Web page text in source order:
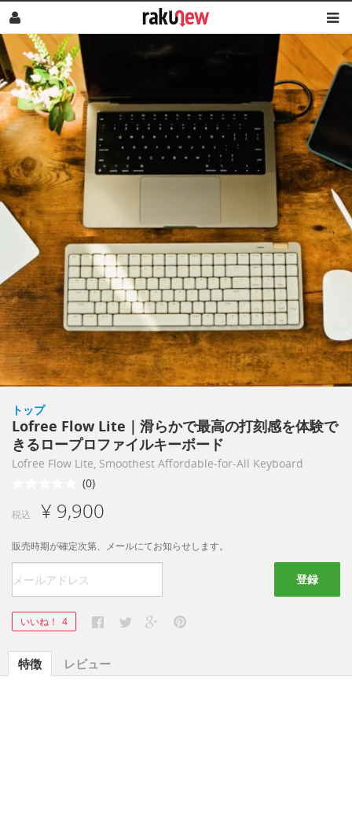
トップ
Lofree Flow Lite｜滑らかで最高の打刻感を体験で
きるロープロファイルキーボード
Lofree Flow Lite, Smoothest Affordable-for-All Keyboard
(0)
税込 ¥ 9,900
販売時期が確定次第、メールにてお知らせします。
登録
いいね！ 4
特徴 レビュー